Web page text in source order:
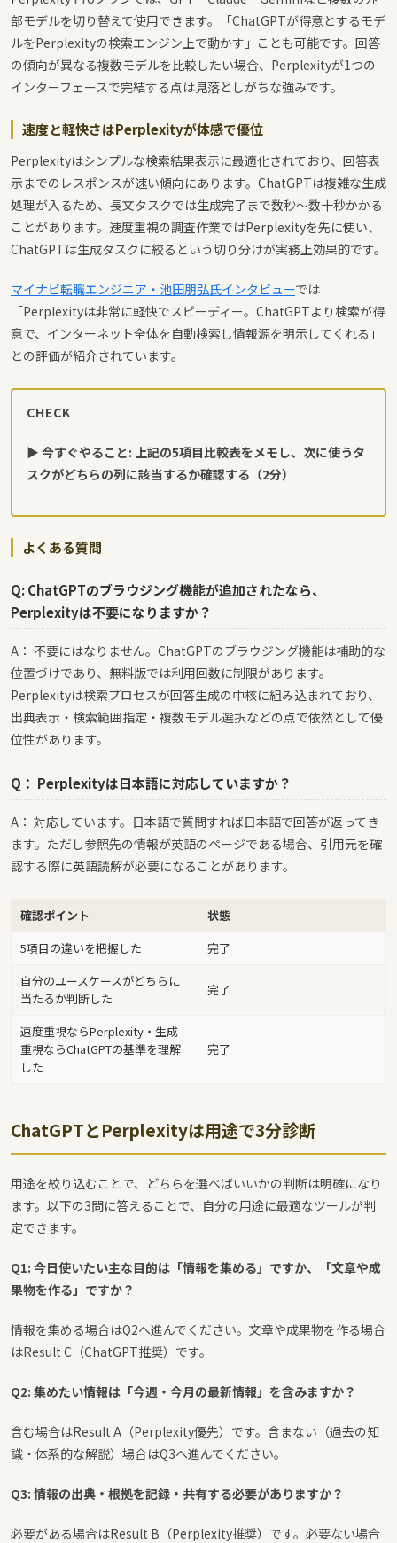
部モデルを切り替えて使用できます。「ChatGPTが得意とするモデ
ルをPerplexityの検索エンジン上で動かす」ことも可能です。回答
の傾向が異なる複数モデルを比較したい場合、Perplexityが1つの
インターフェースで完結する点は見落としがちな強みです。
速度と軽快さはPerplexityが体感で優位
Perplexityはシンプルな検索結果表示に最適化されており、回答表
示までのレスポンスが速い傾向にあります。ChatGPTは複雑な生成
処理が入るため、長文タスクでは生成完了まで数秒〜数十秒かかる
ことがあります。速度重視の調査作業ではPerplexityを先に使い、
ChatGPTは生成タスクに絞るという切り分けが実務上効果的です。
マイナビ転職エンジニア・池田朋弘氏インタビューでは
「Perplexityは非常に軽快でスピーディー。ChatGPTより検索が得
意で、インターネット全体を自動検索し情報源を明示してくれる」
との評価が紹介されています。
CHECK
▶ 今すぐやること: 上記の5項目比較表をメモし、次に使うタ
スクがどちらの列に該当するか確認する（2分）
よくある質問
Q: ChatGPTのブラウジング機能が追加されたなら、
Perplexityは不要になりますか？
A： 不要にはなりません。ChatGPTのブラウジング機能は補助的な
位置づけであり、無料版では利用回数に制限があります。
Perplexityは検索プロセスが回答生成の中核に組み込まれており、
出典表示・検索範囲指定・複数モデル選択などの点で依然として優
位性があります。
Q： Perplexityは日本語に対応していますか？
A： 対応しています。日本語で質問すれば日本語で回答が返ってき
ます。ただし参照先の情報が英語のページである場合、引用元を確
認する際に英語読解が必要になることがあります。
確認ポイント
状態
5項目の違いを把握した
完了
自分のユースケースがどちらに
当たるか判断した
完了
速度重視ならPerplexity・生成
重視ならChatGPTの基準を理解
した
完了
ChatGPTとPerplexityは用途で3分診断
用途を絞り込むことで、どちらを選べばいいかの判断は明確になり
ます。以下の3問に答えることで、自分の用途に最適なツールが判
定できます。
Q1: 今日使いたい主な目的は「情報を集める」ですか、「文章や成
果物を作る」ですか？
情報を集める場合はQ2へ進んでください。文章や成果物を作る場合
はResult C（ChatGPT推奨）です。
Q2: 集めたい情報は「今週・今月の最新情報」を含みますか？
含む場合はResult A（Perplexity優先）です。含まない（過去の知
識・体系的な解説）場合はQ3へ進んでください。
Q3: 情報の出典・根拠を記録・共有する必要がありますか？
必要がある場合はResult B（Perplexity推奨）です。必要ない場合